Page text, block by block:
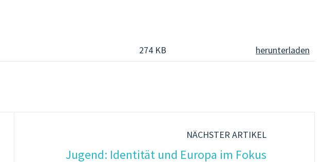
274 KB herunterladen
NÄCHSTER ARTIKEL
Jugend: Identität und Europa im Fokus